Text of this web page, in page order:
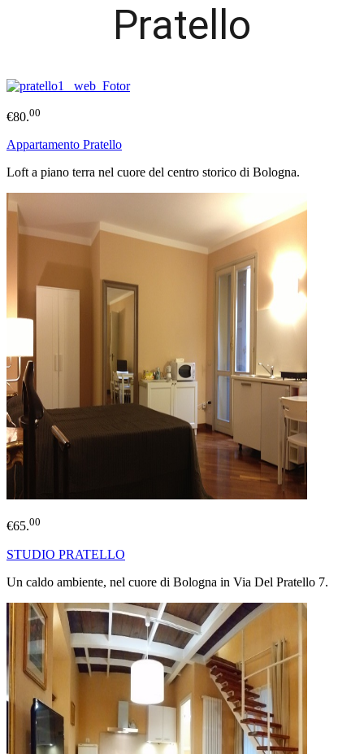
Pratello
€80.00
Appartamento Pratello
Loft a piano terra nel cuore del centro storico di Bologna.
€65.00
STUDIO PRATELLO
Un caldo ambiente, nel cuore di Bologna in Via Del Pratello 7.